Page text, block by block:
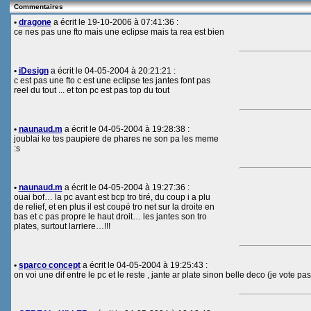
Commentaires
• dragonea écrit le 19-10-2006 à 07:41:36 :
ce nes pas une fto mais une eclipse mais ta rea est bien
• iDesigna écrit le 04-05-2004 à 20:21:21 :
c est pas une fto c est une eclipse tes jantes font pas
reel du tout ... et ton pc est pas top du tout
• naunaud.m a écrit le 04-05-2004 à 19:28:38 :
joublai ke tes paupiere de phares ne son pa les meme
:s
• naunaud.m a écrit le 04-05-2004 à 19:27:36 :
ouai bof… la pc avant est bcp tro tiré, du coup i a plu
de relief, et en plus il est coupé tro net sur la droite en
bas et c pas propre le haut droit… les jantes son tro
plates, surtout larriere…!!!
• sparco concepta écrit le 04-05-2004 à 19:25:43 :
on voi une dif entre le pc et le reste , jante ar plate sinon belle deco (je vote